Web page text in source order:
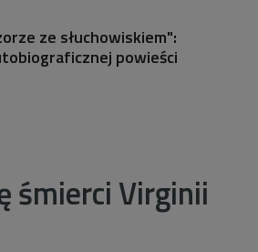
ze słuchowiskiem":
powieści
śmierci Virginii